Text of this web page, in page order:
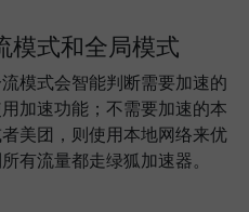
模式和全局模式
模式会智能判断需要加速的
加速功能；不需要加速的本
美团，则使用本地网络来优
有流量都走绿狐加速器。